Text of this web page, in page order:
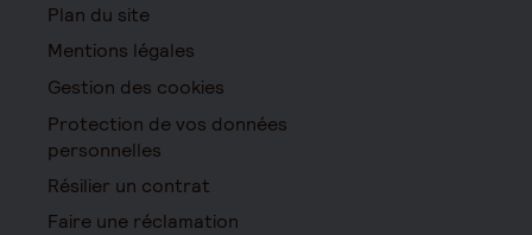
Plan du site
Mentions légales
Gestion des cookies
Protection de vos données
personnelles
Résilier un contrat
Faire une réclamation